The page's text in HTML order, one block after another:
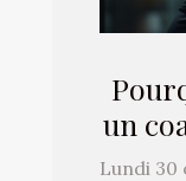
un
Lundi 30